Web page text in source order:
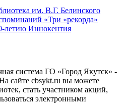
им. В.Г. Белинского
«Три «рекорда»
летию Иннокентия
система ГО «Город Якутск» -
сайте cbsykt.ru вы можете
стать участником акций,
электронными